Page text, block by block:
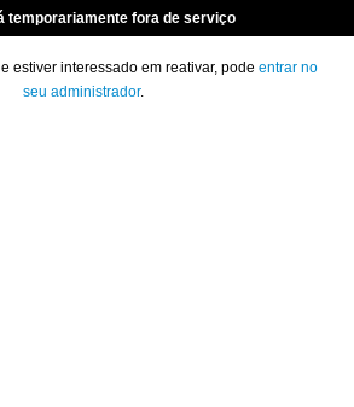
temporariamente fora de serviço
estiver interessado em reativar, pode entrar no
seu administrador.